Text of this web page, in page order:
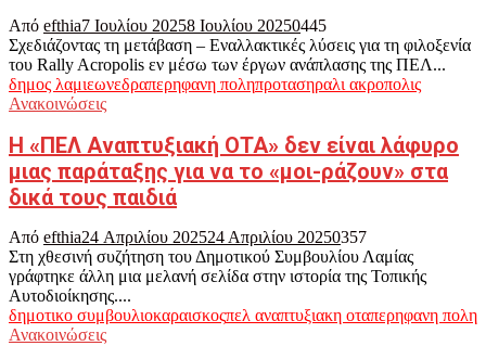
Από efthia7 Ιουλίου 20258 Ιουλίου 20250445
Σχεδιάζοντας τη μετάβαση – Εναλλακτικές λύσεις για τη φιλοξενία
του Rally Acropolis εν μέσω των έργων ανάπλασης της ΠΕΛ...
δημος λαμιεωνεδραπερηφανη ποληπροτασηραλι ακροπολις
Ανακοινώσεις
Η «ΠΕΛ Αναπτυξιακή ΟΤΑ» δεν είναι λάφυρο
μιας παράταξης για να το «μοι-ράζουν» στα
δικά τους παιδιά
Από efthia24 Απριλίου 202524 Απριλίου 20250357
Στη χθεσινή συζήτηση του Δημοτικού Συμβουλίου Λαμίας
γράφτηκε άλλη μια μελανή σελίδα στην ιστορία της Τοπικής
Αυτοδιοίκησης....
δημοτικο συμβουλιοκαραισκοςπελ αναπτυξιακη οταπερηφανη πολη
Ανακοινώσεις